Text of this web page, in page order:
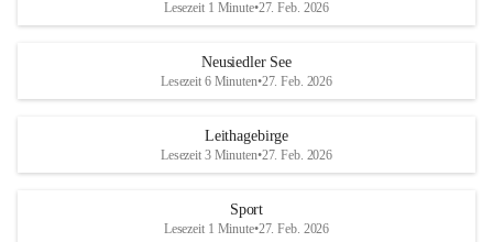
d
S
helfen wir zusammen um unsere Winzer
vor den prognostizierten Ernteausfällen
und den daraus folgenden wirtschaftlichen
Maßnahmen zur Bekämpfung
Rebe und der Amerikanischen
d
r
S
Lesezeit 1 Minute•27. Feb. 2026
Neusiedler See
Lesezeit 6 Minuten•27. Feb. 2026
Leithagebirge
Lesezeit 3 Minuten•27. Feb. 2026
Sport
Lesezeit 1 Minute•27. Feb. 2026